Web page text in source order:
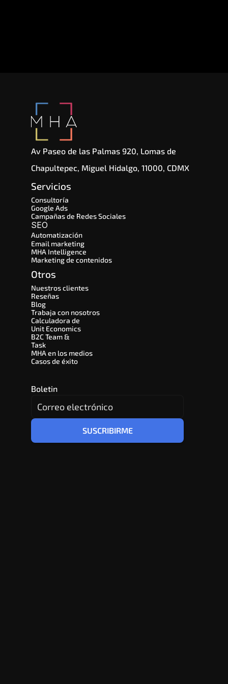
Av Paseo de las Palmas 920, Lomas de
Chapultepec, Miguel Hidalgo, 11000, CDMX
Servicios
Consultoría
Google Ads
Campañas de Redes Sociales
Automatización
Email marketing
MHA Intelligence
Marketing de contenidos
Otros
Nuestros clientes
Reseñas
Blog
Trabaja con nosotros
Calculadora de
Unit Economics
B2C Team &
Task
MHA en los medios
Casos de éxito
Boletin